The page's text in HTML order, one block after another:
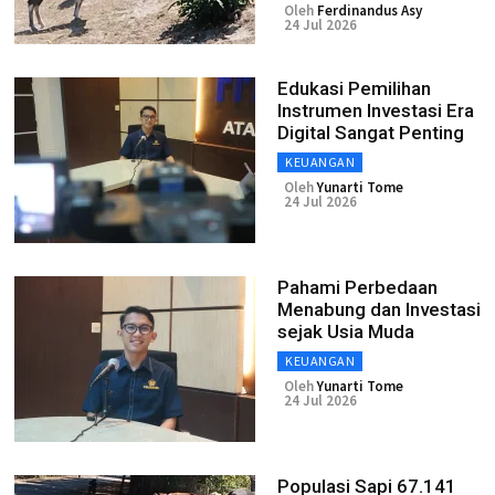
Oleh Ferdinandus Asy
24 Jul 2026
Edukasi Pemilihan
Instrumen Investasi Era
Digital Sangat Penting
KEUANGAN
OlehYunarti Tome
24 Jul 2026
Pahami Perbedaan
Menabung dan Investasi
sejak Usia Muda
KEUANGAN
OlehYunarti Tome
24 Jul 2026
Populasi Sapi 67.141